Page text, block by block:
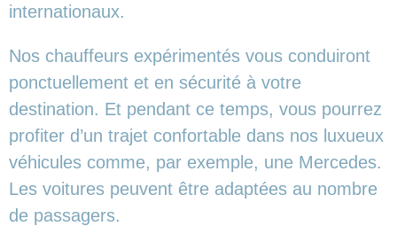
internationaux.
Nos chauffeurs expérimentés vous conduiront
ponctuellement et en sécurité à votre
destination. Et pendant ce temps, vous pourrez
profiter d’un trajet confortable dans nos luxueux
véhicules comme, par exemple, une Mercedes.
Les voitures peuvent être adaptées au nombre
de passagers.